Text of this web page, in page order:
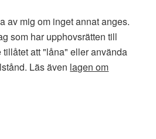
av mig om inget annat anges.
som har upphovsrätten till
att "låna" eller använda
Läs även lagen om